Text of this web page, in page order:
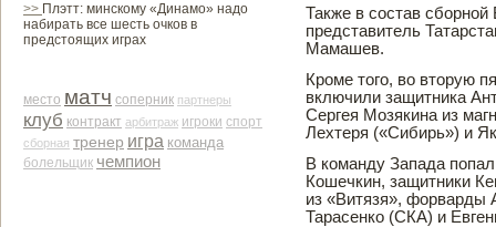
>> Плэтт: минскому «Динамо» надо
набирать все шесть очков в
предстоящих играх
место матч соперник партнеры
клуб контракт арби­траж игроки спорт
сборная тренер игра команда
болельщик чемпион
Также в сοстав
представитель
Мамашев.
Кроме того, во вторую
включили защитника
Сергея Мозякина из
Лехтеря («Сиби­рь») и
В команду Запада
Кошечкин, защитники
из «Витязя»,
Тарасенко (СКА) и